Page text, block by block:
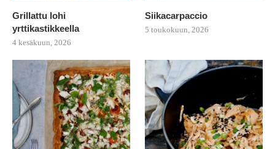
Grillattu lohi
yrttikastikkeella
4 kesäkuun, 2026
Siikacarpaccio
5 toukokuun, 2026